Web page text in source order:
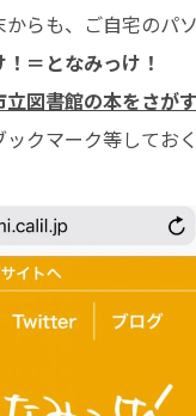
らも、ご自宅のパ
＝となみっけ！
図書館の本をさがす
クマーク等してお